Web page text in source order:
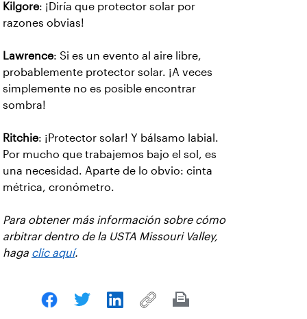
Kilgore: ¡Diría que protector solar por
razones obvias!
Lawrence: Si es un evento al aire libre,
probablemente protector solar. ¡A veces
simplemente no es posible encontrar
sombra!
Ritchie: ¡Protector solar! Y bálsamo labial.
Por mucho que trabajemos bajo el sol, es
una necesidad. Aparte de lo obvio: cinta
métrica, cronómetro.
Para obtener más información sobre cómo
arbitrar dentro de la USTA Missouri Valley,
haga clic aquí.